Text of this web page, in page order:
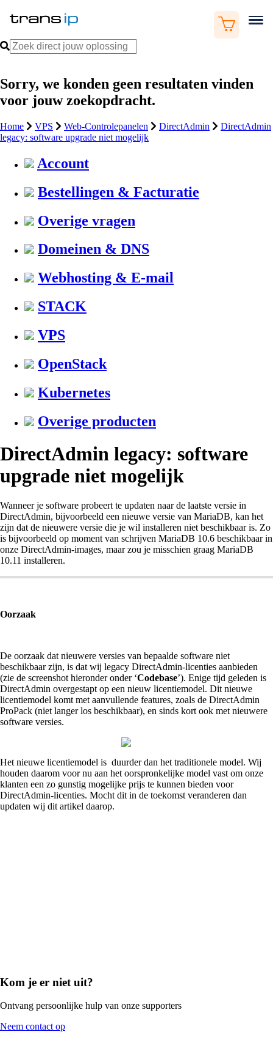
Sorry, we konden geen resultaten vinden
voor jouw zoekopdracht.
Home VPS Web-Controlepanelen DirectAdmin
DirectAdmin
legacy: software upgrade niet mogelijk
Account
Bestellingen & Facturatie
Overige vragen
Domeinen & DNS
Webhosting & E-mail
STACK
VPS
OpenStack
Kubernetes
Overige producten
DirectAdmin legacy: software
upgrade niet mogelijk
Wanneer je software probeert te updaten naar de laatste versie in
DirectAdmin, bijvoorbeeld een nieuwe versie van MariaDB, kan het
zijn dat de nieuwere versie die je wil installeren niet beschikbaar is. Zo
is bijvoorbeeld op moment van schrijven MariaDB 10.6 beschikbaar in
onze DirectAdmin-images, maar zou je misschien graag MariaDB
10.11 installeren.
Oorzaak
De oorzaak dat nieuwere versies van bepaalde software niet
beschikbaar zijn, is dat wij legacy DirectAdmin-licenties aanbieden
(zie de screenshot hieronder onder ‘Codebase’). Enige tijd geleden is
DirectAdmin overgestapt op een nieuw licentiemodel. Dit nieuwe
licentiemodel komt met aanvullende features, zoals de DirectAdmin
ProPack (niet langer los beschikbaar), en sinds kort ook met nieuwere
software versies.
Het nieuwe licentiemodel is duurder dan het traditionele model. Wij
houden daarom voor nu aan het oorspronkelijke model vast om onze
klanten een zo gunstig mogelijke prijs te kunnen bieden voor
DirectAdmin-licenties. Mocht dit in de toekomst veranderen dan
updaten wij dit artikel daarop.
Kom je er niet uit?
Ontvang persoonlijke hulp van onze supporters
Neem contact op